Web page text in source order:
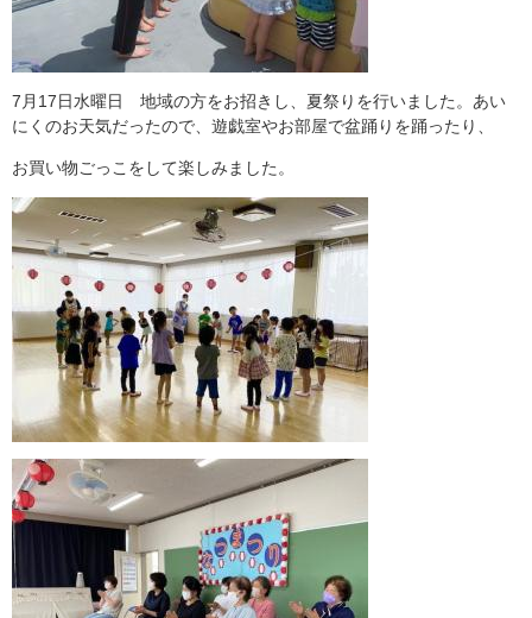
7月17日水曜日 地域の方をお招きし、夏祭りを行いました。あい
にくのお天気だったので、遊戯室やお部屋で盆踊りを踊ったり、
お買い物ごっこをして楽しみました。